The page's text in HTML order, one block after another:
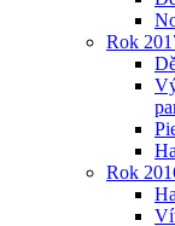
Rok
Rok